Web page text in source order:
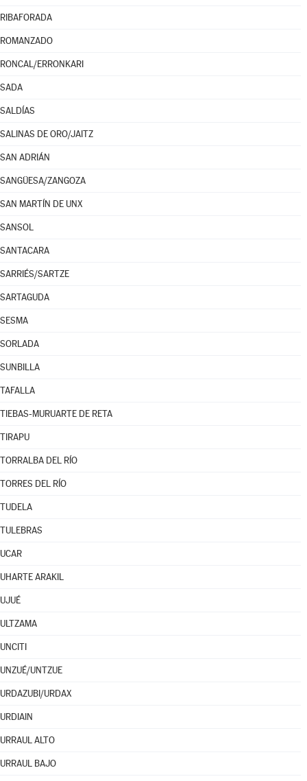
RIBAFORADA
ROMANZADO
RONCAL/ERRONKARI
SADA
SALDÍAS
SALINAS DE ORO/JAITZ
SAN ADRIÁN
SANGÜESA/ZANGOZA
SAN MARTÍN DE UNX
SANSOL
SANTACARA
SARRIÉS/SARTZE
SARTAGUDA
SESMA
SORLADA
SUNBILLA
TAFALLA
TIEBAS-MURUARTE DE RETA
TIRAPU
TORRALBA DEL RÍO
TORRES DEL RÍO
TUDELA
TULEBRAS
UCAR
UHARTE ARAKIL
UJUÉ
ULTZAMA
UNCITI
UNZUÉ/UNTZUE
URDAZUBI/URDAX
URDIAIN
URRAUL ALTO
URRAUL BAJO